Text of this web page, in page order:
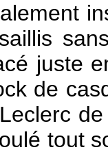
juste
de
tout